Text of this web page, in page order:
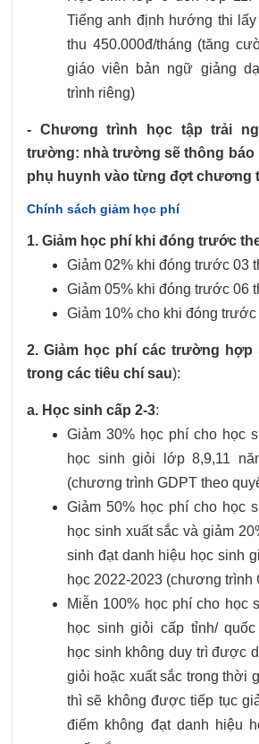
Tiếng anh định hướng thi
thu 450.000đ/tháng (tăng
giáo viên bản ngữ giảng
trình riêng)
- Chương trình học tập trải
trường: nhà trường sẽ thông báo
phụ huynh vào từng đợt chương
Chính sách giảm học phí
1. Giảm học phí khi đóng trước
Giảm 02% khi đóng trước 03
Giảm 05% khi đóng trước 06
Giảm 10% cho khi đóng trước
2. Giảm học phí các trường hợp
trong các tiêu chí sau):
a. Học sinh cấp 2-3:
Giảm 30% học phí cho học
học sinh giỏi lớp 8,9,11
(chương trình GDPT theo
Giảm 50% học phí cho học
học sinh xuất sắc và giảm
sinh đạt danh hiệu học sinh
học 2022-2023 (chương trình
Miễn 100% học phí cho học
học sinh giỏi cấp tỉnh/
học sinh không duy trì được
giỏi hoặc xuất sắc trong thời
thì sẽ không được tiếp tục
điểm không đạt danh hiệu